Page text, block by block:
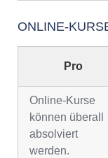
ONLINE-
Pro
Online-Kurse
können überall
absolviert
werden.